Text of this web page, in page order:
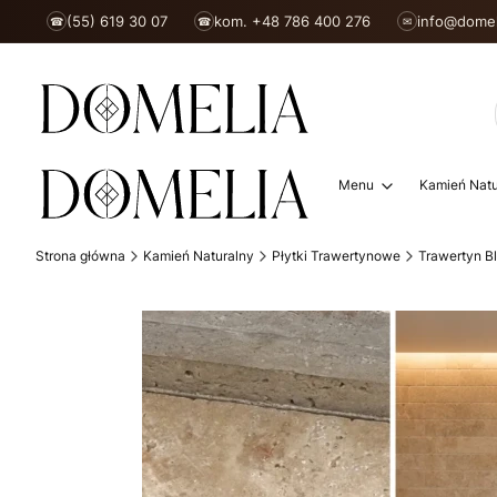
☎ (55) 619 30 07 ☎ kom. +48 786 400 276 ✉
Menu Kamień
Strona główna Kamień Naturalny Płytki Trawertynowe Trawertyn